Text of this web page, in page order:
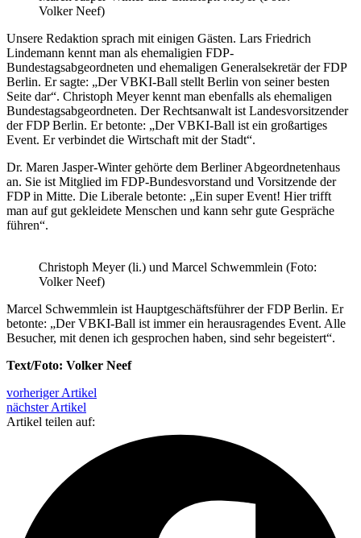
Volker Neef)
Unsere Redaktion sprach mit einigen Gästen. Lars Friedrich
Lindemann kennt man als ehemaligien FDP-
Bundestagsabgeordneten und ehemaligen Generalsekretär der FDP
Berlin. Er sagte: „Der VBKI-Ball stellt Berlin von seiner besten
Seite dar“. Christoph Meyer kennt man ebenfalls als ehemaligen
Bundestagsabgeordneten. Der Rechtsanwalt ist Landesvorsitzender
der FDP Berlin. Er betonte: „Der VBKI-Ball ist ein großartiges
Event. Er verbindet die Wirtschaft mit der Stadt“.
Dr. Maren Jasper-Winter gehörte dem Berliner Abgeordnetenhaus
an. Sie ist Mitglied im FDP-Bundesvorstand und Vorsitzende der
FDP in Mitte. Die Liberale betonte: „Ein super Event! Hier trifft
man auf gut gekleidete Menschen und kann sehr gute Gespräche
führen“.
Christoph Meyer (li.) und Marcel Schwemmlein (Foto:
Volker Neef)
Marcel Schwemmlein ist Hauptgeschäftsführer der FDP Berlin. Er
betonte: „Der VBKI-Ball ist immer ein herausragendes Event. Alle
Besucher, mit denen ich gesprochen haben, sind sehr begeistert“.
Text/Foto: Volker Neef
vorheriger Artikel
nächster Artikel
Artikel teilen auf: